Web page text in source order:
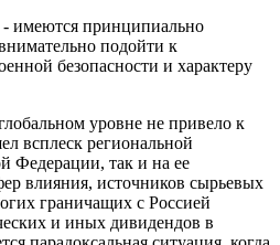
- имеются принципиально
подойти к
безопасности и характеру
уровне не привело к
всплеск региональной
Федерации, так и на ее
влияния, источников сырьевых
граничащих с Россией
и иных дивидендов в